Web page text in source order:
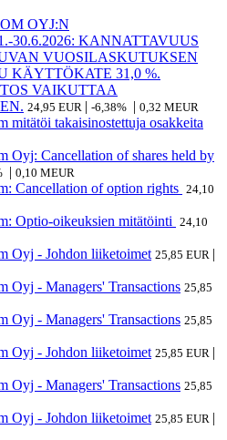
OYJ:N
30.6.2026: KANNATTAVUUS
VUOSILASKUTUKSEN
KÄYTTÖKATE 31,0 %.
VAIKUTTAA
24,95 EUR | -6,38% | 0,32 MEUR
mitätöi takaisinostettuja osakkeita
Oyj: Cancellation of shares held by
| 0,10 MEUR
Cancellation of option rights 24,10
Optio-oikeuksien mitätöinti 24,10
Oyj - Johdon liiketoimet 25,85 EUR |
Oyj - Managers' Transactions 25,85
Oyj - Managers' Transactions 25,85
Oyj - Johdon liiketoimet 25,85 EUR |
Oyj - Managers' Transactions 25,85
Oyj - Johdon liiketoimet 25,85 EUR |